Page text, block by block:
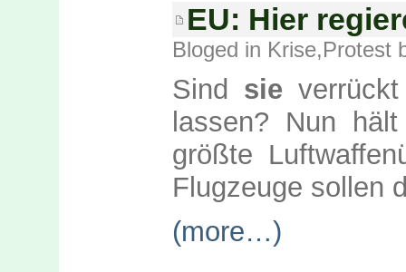
EU: Hier
Bloged in Krise,Protest
Sind sie
lassen? Nun
größte
Flugzeuge sollen
(more…)